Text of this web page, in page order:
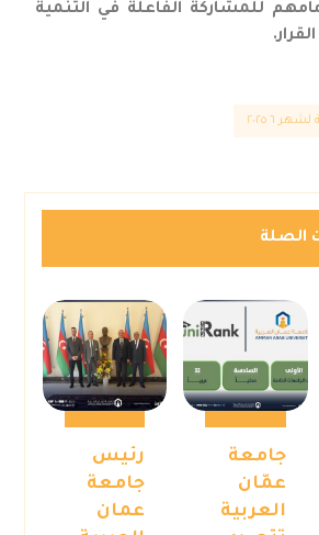
للمشاركة الفاعلة في التنمية
٦ ٢٠٢٥
الصلة
جامعة
عمّان
العربية
رئيس
جامعة
عمان